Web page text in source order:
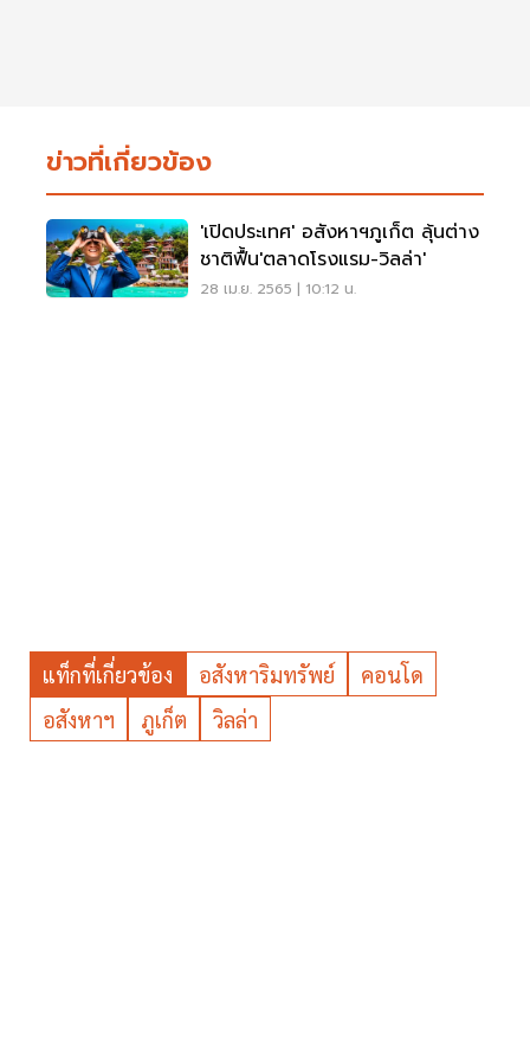
ข่าวที่เกี่ยวข้อง
'เปิดประเทศ' อสังหาฯภูเก็ต ลุ้นต่าง
ชาติฟื้น'ตลาดโรงแรม-วิลล่า'
28 เม.ย. 2565 | 10:12 น.
แท็กที่เกี่ยวข้อง อสังหาริมทรัพย์
คอนโด
อสังหาฯ
ภูเก็ต วิลล่า